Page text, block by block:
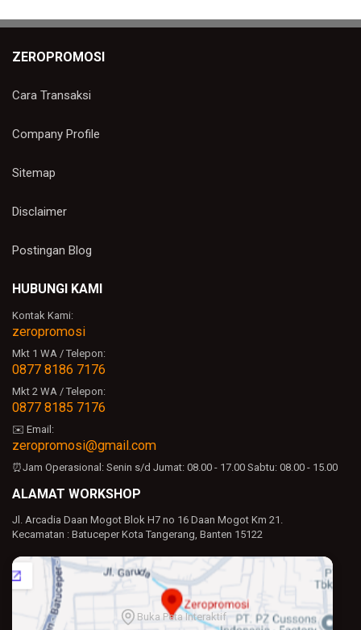
ZEROPROMOSI
Cara Transaksi
Company Profile
Sitemap
Disclaimer
Postingan Blog
HUBUNGI KAMI
Kontak Kami:
zeropromosi
Mkt 1 WA / Telepon:
0877 8186 7176
Mkt 2 WA / Telepon:
0877 8185 7176
✉️ Email:
zeropromosi@gmail.com
⏰Jam Operasional: Senin s/d Jumat: 08.00 - 17.00 Sabtu: 08.00 - 15.00
ALAMAT WORKSHOP
Jl. Arcadia Daan Mogot Blok H7 no 16 Daan Mogot Km 21.
Kecamatan : Batuceper Kota Tangerang, Banten 15122
Buka Peta Interaktif